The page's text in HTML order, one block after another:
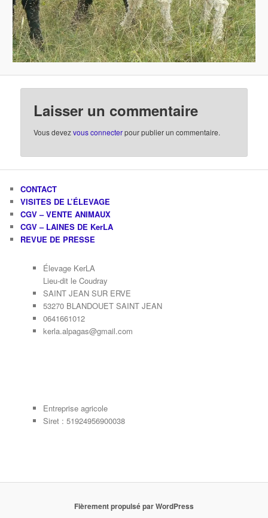
Laisser un commentaire
Vous devezvous connecterpour publier un commentaire.
CONTACT
VISITES DE L’ÉLEVAGE
CGV – VENTE ANIMAUX
CGV – LAINES DE KerLA
REVUE DE PRESSE
Élevage KerLA
Lieu-dit le Coudray
SAINT JEAN SUR ERVE
53270 BLANDOUET SAINT JEAN
0641661012
kerla.alpagas@gmail.com
Entreprise agricole
Siret : 51924956900038
Fièrement propulsé par WordPress